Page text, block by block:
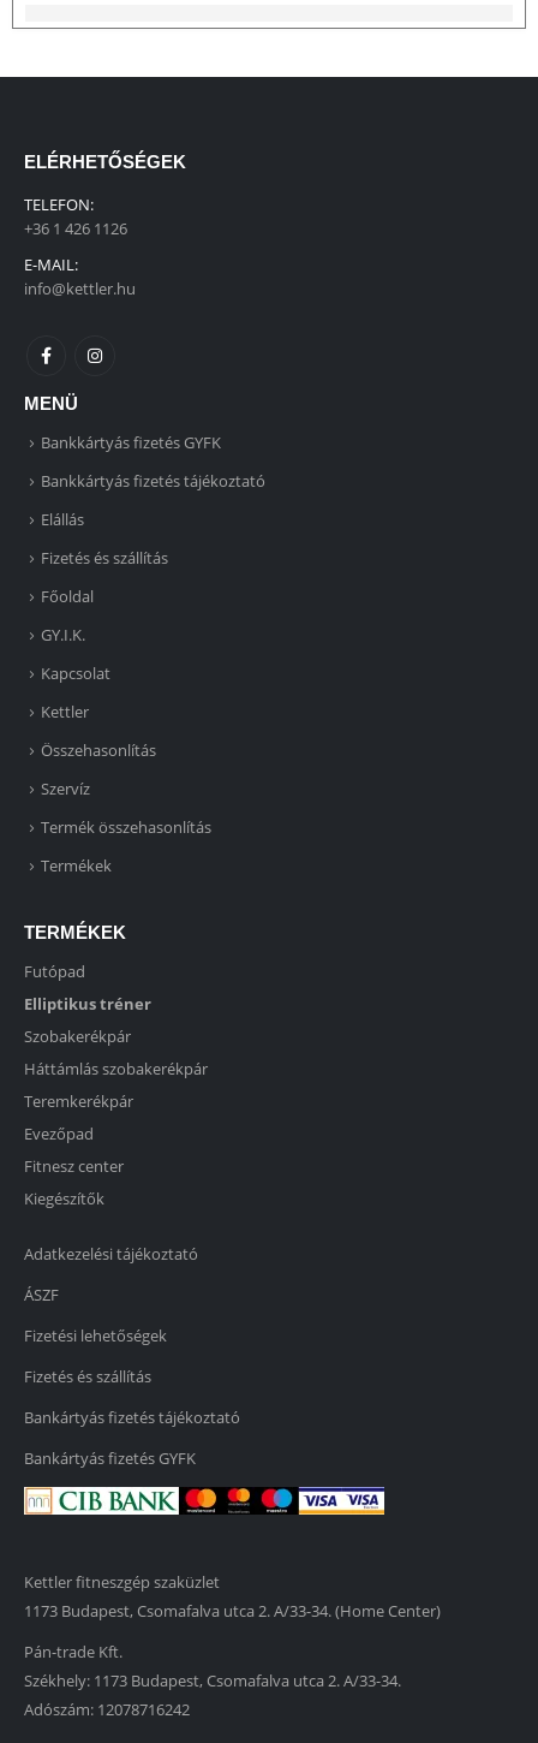
ELÉRHETŐSÉGEK
TELEFON:
+36 1 426 1126
E-MAIL:
info@kettler.hu
MENÜ
Bankkártyás fizetés GYFK
Bankkártyás fizetés tájékoztató
Elállás
Fizetés és szállítás
Főoldal
GY.I.K.
Kapcsolat
Kettler
Összehasonlítás
Szervíz
Termék összehasonlítás
Termékek
TERMÉKEK
Futópad
Elliptikus tréner
Szobakerékpár
Háttámlás szobakerékpár
Teremkerékpár
Evezőpad
Fitnesz center
Kiegészítők
Adatkezelési tájékoztató
ÁSZF
Fizetési lehetőségek
Fizetés és szállítás
Bankártyás fizetés tájékoztató
Bankártyás fizetés GYFK
Kettler fitneszgép szaküzlet
1173 Budapest, Csomafalva utca 2. A/33-34. (Home Center)
Pán-trade Kft.
Székhely: 1173 Budapest, Csomafalva utca 2. A/33-34.
Adószám: 12078716242